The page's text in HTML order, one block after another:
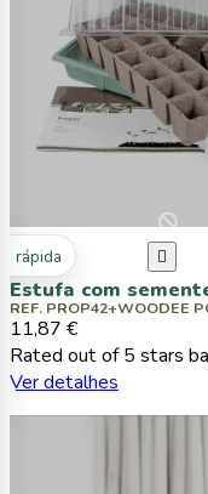
rápida 
Estufa com
REF. PROP42+WOODEE
11,87 €
Rated out of 5 stars
Ver detalhes